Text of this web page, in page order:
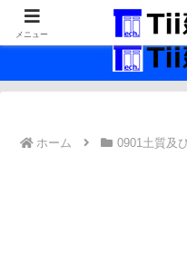
最新の建設
ホーム 0901土質及
メニュー